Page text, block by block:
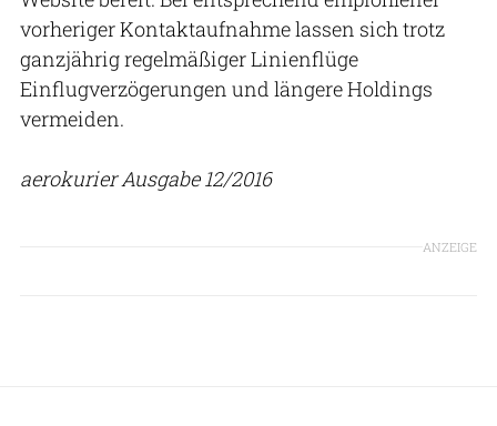
vorheriger Kontaktaufnahme lassen sich trotz
ganzjährig regelmäßiger Linienflüge
Einflugverzögerungen und längere Holdings
vermeiden.
aerokurier Ausgabe 12/2016
ANZEIGE